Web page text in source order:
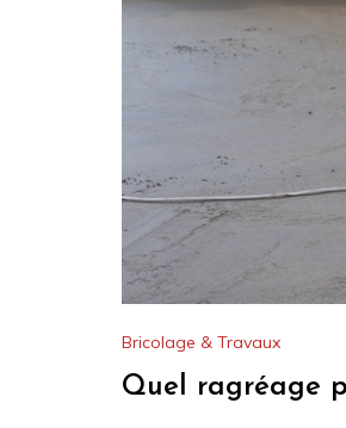
Bricolage & Travaux
Quel ragréage